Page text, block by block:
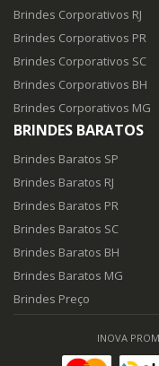
Brindes Corporativos RJ
Brindes Corporativos PR
Brindes Corporativos SC
Brindes Corporativos BH
Brindes Corporativos MG
BRINDES BARATOS
Brindes Baratos SP
Brindes Baratos RJ
Brindes Baratos PR
Brindes Baratos SC
Brindes Baratos BH
Brindes Baratos MG
Brindes Preço
INOVA